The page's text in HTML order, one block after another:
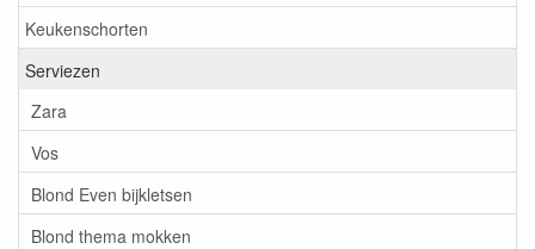
Keukenschorten
Serviezen
Zara
Vos
Blond Even bijkletsen
Blond thema mokken